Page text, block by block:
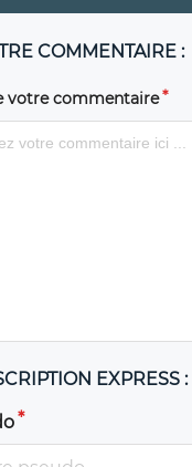
COMMENTAIRE :
votre commentaire
EXPRESS :